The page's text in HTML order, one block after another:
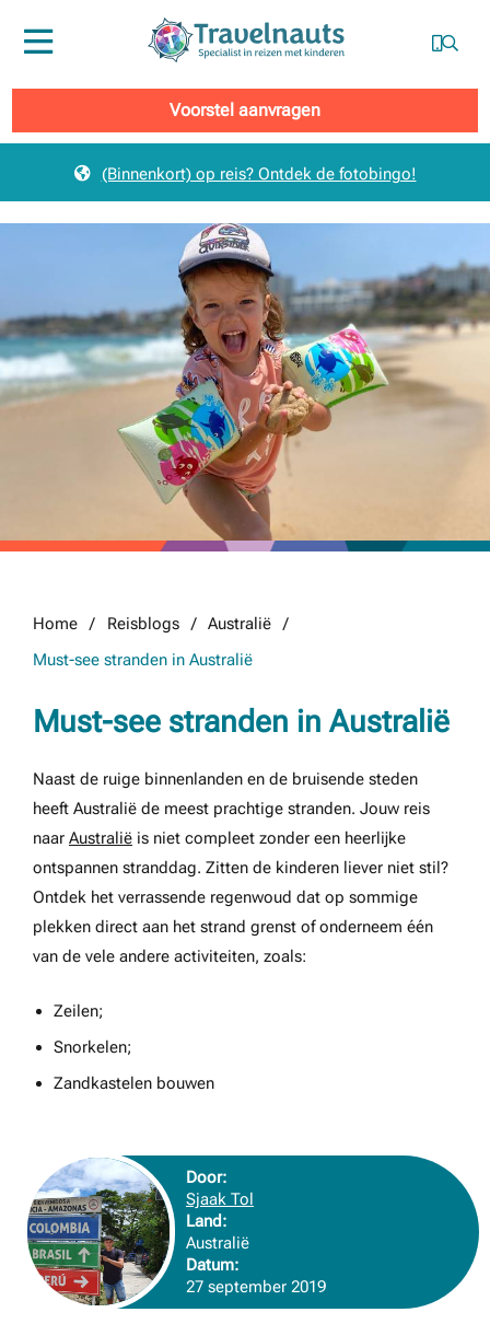
Voorstel aanvragen
(Binnenkort) op reis? Ontdek de fotobingo!
Home Reisblogs
Australië
Must-see stranden in Australië
Must-see stranden in Australië
Naast de ruige binnenlanden en de bruisende steden
heeft Australië de meest prachtige stranden. Jouw reis
naar Australië is niet compleet zonder een heerlijke
ontspannen stranddag. Zitten de kinderen liever niet stil?
Ontdek het verrassende regenwoud dat op sommige
plekken direct aan het strand grenst of onderneem één
van de vele andere activiteiten, zoals:
Zeilen;
Snorkelen;
Zandkastelen bouwen
Door:
Sjaak Tol
Land:
Australië
Datum:
27 september 2019